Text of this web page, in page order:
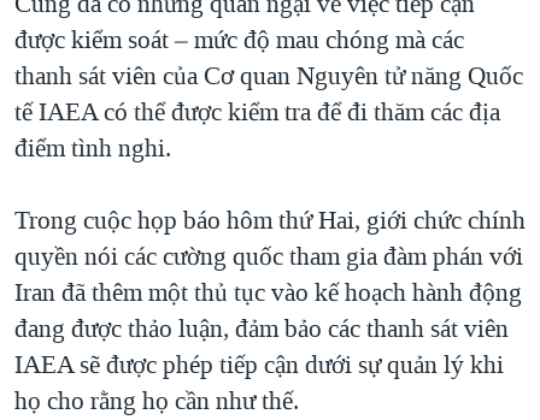
được kiểm soát – mức độ mau chóng mà các
thanh sát viên của Cơ quan Nguyên tử năng Quốc
tế IAEA có thể được kiểm tra để đi thăm các địa
điểm tình nghi.
Trong cuộc họp báo hôm thứ Hai, giới chức chính
quyền nói các cường quốc tham gia đàm phán với
Iran đã thêm một thủ tục vào kế hoạch hành động
đang được thảo luận, đảm bảo các thanh sát viên
IAEA sẽ được phép tiếp cận dưới sự quản lý khi
họ cho rằng họ cần như thế.